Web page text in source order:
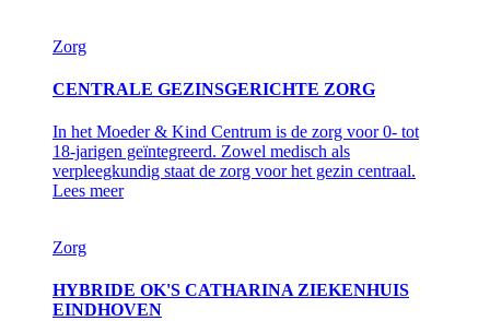
Zorg
CENTRALE GEZINSGERICHTE ZORG
In het Moeder & Kind Centrum is de zorg voor 0- tot
18-jarigen geïntegreerd. Zowel medisch als
verpleegkundig staat de zorg voor het gezin centraal.
Lees meer
Zorg
HYBRIDE OK'S CATHARINA ZIEKENHUIS
EINDHOVEN